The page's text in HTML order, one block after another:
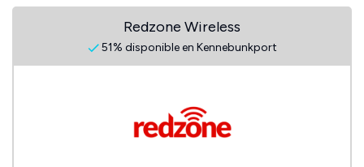
Redzone Wireless
51% disponible en Kennebunkport